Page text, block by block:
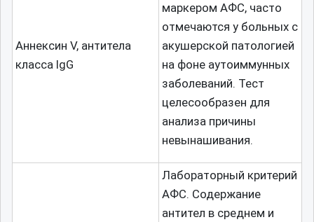
Аннексин V, антитела
класса IgG
маркером АФС, часто
отмечаются у больных с
акушерской патологией
на фоне аутоиммунных
заболеваний. Тест
целесообразен для
анализа причины
невынашивания.
Лабораторный критерий
АФС. Содержание
антител в среднем и